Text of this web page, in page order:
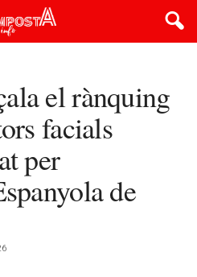
el rànquing
facials
per
de